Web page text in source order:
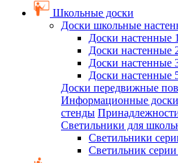
Школьные доски
Доски школьные
Доски настенные
Доски настенные
Доски настенные
Доски настенные
Доски передвижные
Информационные
стенды
Светильники для
Светильники
Светильник